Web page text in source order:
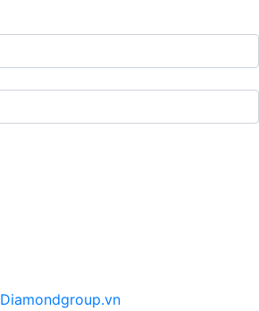
Diamondgroup.vn